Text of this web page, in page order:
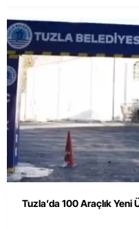
Tuzla’da 100 Araçlık Yeni